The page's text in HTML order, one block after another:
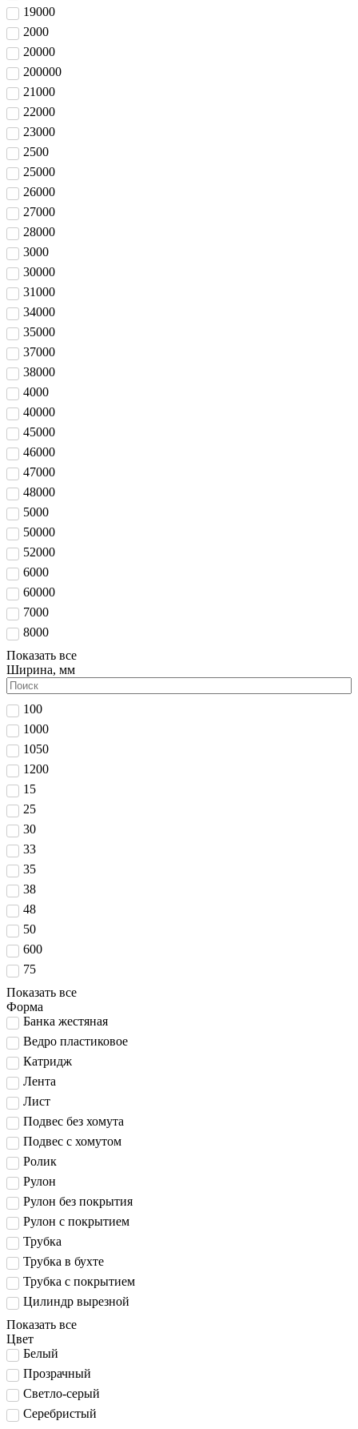
19000
2000
20000
200000
21000
22000
23000
2500
25000
26000
27000
28000
3000
30000
31000
34000
35000
37000
38000
4000
40000
45000
46000
47000
48000
5000
50000
52000
6000
60000
7000
8000
Показать все
Ширина, мм
100
1000
1050
1200
15
25
30
33
35
38
48
50
600
75
Показать все
Форма
Банка жестяная
Ведро пластиковое
Катридж
Лента
Лист
Подвес без хомута
Подвес с хомутом
Ролик
Рулон
Рулон без покрытия
Рулон с покрытием
Трубка
Трубка в бухте
Трубка с покрытием
Цилиндр вырезной
Показать все
Цвет
Белый
Прозрачный
Светло-серый
Серебристый